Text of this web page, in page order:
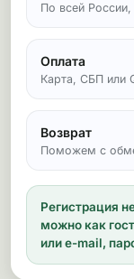
По всей России,
Оплата
Карта, СБП или
Возврат
Поможем с
Регистрация
можно как
или e-mail,